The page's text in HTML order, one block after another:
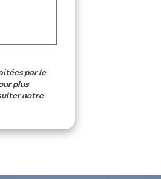
par le
plus
notre